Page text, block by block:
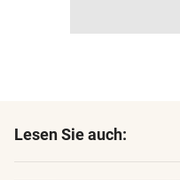
Lesen Sie auch: